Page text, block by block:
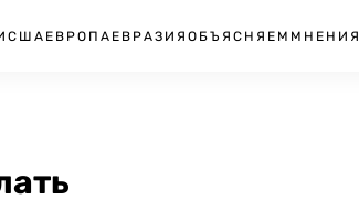
США ЕВРОПА ЕВРАЗИЯ ОБЪЯСНЯЕМ МНЕНИЯ